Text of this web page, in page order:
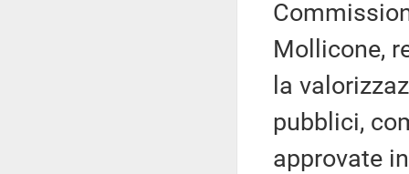
Mollicone,
la
pubblici,
approvate